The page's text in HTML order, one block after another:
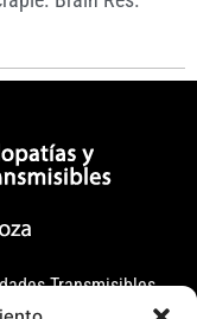
Transmisibles